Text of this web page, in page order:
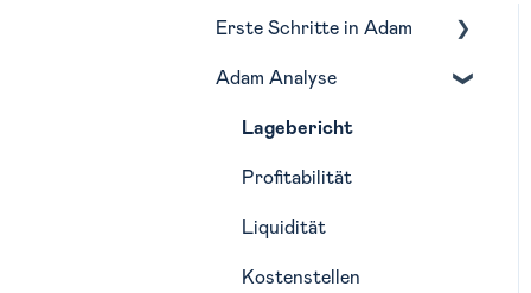
Erste Schritte in Adam
Navigation
Monatliche Routine in
Adam Analyse
Lagebericht
Profitabilität
Liquidität
Kostenstellen